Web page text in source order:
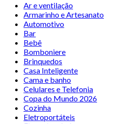
Ar e ventilação
Armarinho e Artesanato
Automotivo
Bar
Bebê
Bomboniere
Brinquedos
Casa Inteligente
Cama e banho
Celulares e Telefonia
Copa do Mundo 2026
Cozinha
Eletroportáteis